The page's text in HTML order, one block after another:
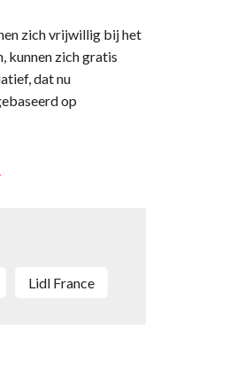
zich vrijwillig bij het
kunnen zich gratis
dat nu
op
Lidl France